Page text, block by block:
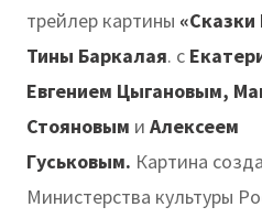
трейлер картины
Тины Баркалая. с
Евгением Цыгановым,
Стояновым и Алексеем
Гуськовым. Картина
Министерства культуры